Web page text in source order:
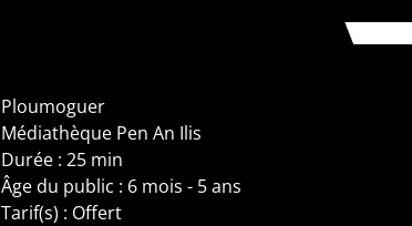
Ploumoguer
Médiathèque Pen An Ilis
Durée : 25 min
Âge du public : 6 mois - 5 ans
Tarif(s) : Offert